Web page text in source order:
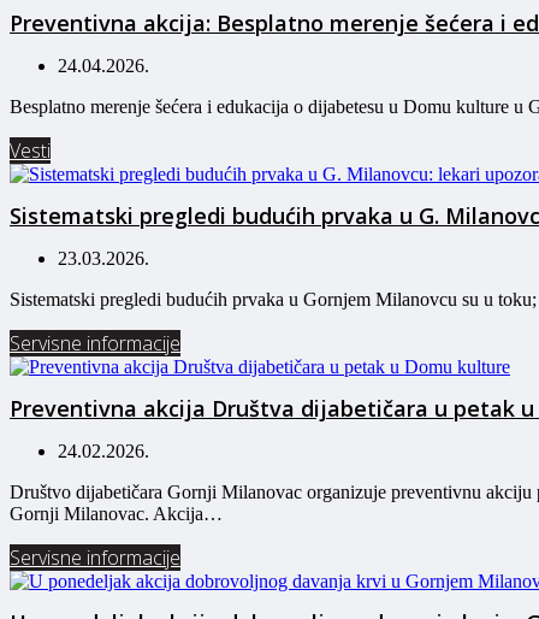
Preventivna akcija: Besplatno merenje šećera i
24.04.2026.
Besplatno merenje šećera i edukacija o dijabetesu u Domu kulture
Vesti
Sistematski pregledi budućih prvaka u G.
23.03.2026.
Sistematski pregledi budućih prvaka u Gornjem Milanovcu su u
Servisne informacije
Preventivna akcija Društva dijabetičara u petak
24.02.2026.
Društvo dijabetičara Gornji Milanovac organizuje preventivnu akciju
Gornji Milanovac. Akcija…
Servisne informacije